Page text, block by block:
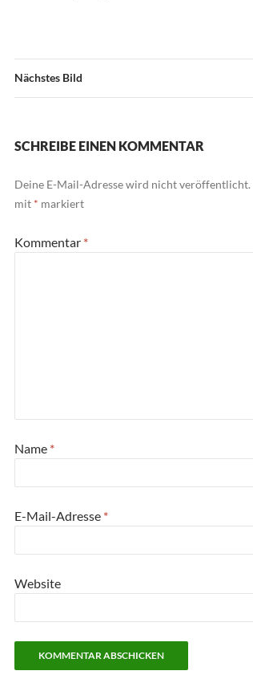
Nächstes Bild
SCHREIBE EINEN KOMMENTAR
Deine E-Mail-Adresse wird nicht veröffentlicht.
mit * markiert
Kommentar *
Name *
E-Mail-Adresse *
Website